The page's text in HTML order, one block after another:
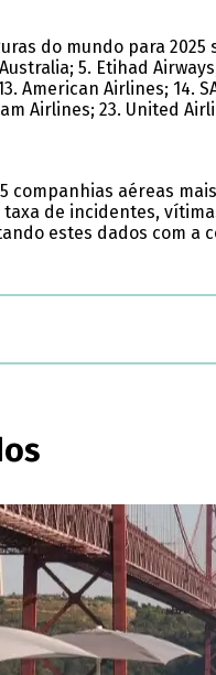
do mundo para
5. Etihad
American Airlines; 14.
Airlines; 23. United
companhias aéreas
de incidentes,
estes dados com a